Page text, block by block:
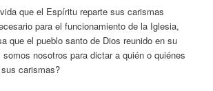
que el Espíritu reparte sus carismas
para el funcionamiento de la Iglesia,
que el pueblo santo de Dios reunido en su
somos nosotros para dictar a quién o quiénes
carismas?